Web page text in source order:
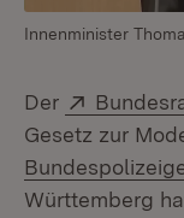
Innenminister
Der Extern:
Gesetz zur
Württemberg